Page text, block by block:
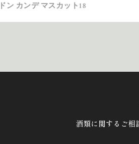
ン カンデ マスカット18
酒類に関するご相